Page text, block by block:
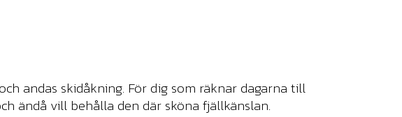
andas skidåkning. För dig som räknar dagarna till
ändå vill behålla den där sköna fjällkänslan.